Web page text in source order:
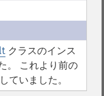
クラスのインス
。 これより前の
ていました。